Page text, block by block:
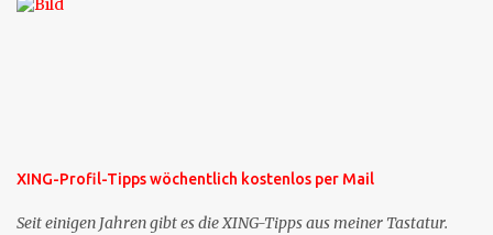
XING-Profil-Tipps wöchentlich kostenlos per Mail
Seit einigen Jahren gibt es die XING-Tipps aus meiner Tastatur.